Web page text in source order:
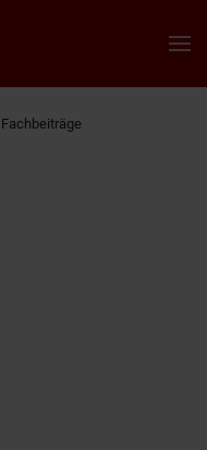
Fachbeiträge